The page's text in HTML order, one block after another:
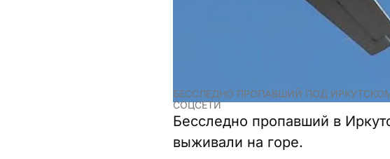
БЕССЛЕДНО ПРОПАВШИЙ ПОД
СОЦСЕТИ
Бесследно пропавший в
выживали на горе.